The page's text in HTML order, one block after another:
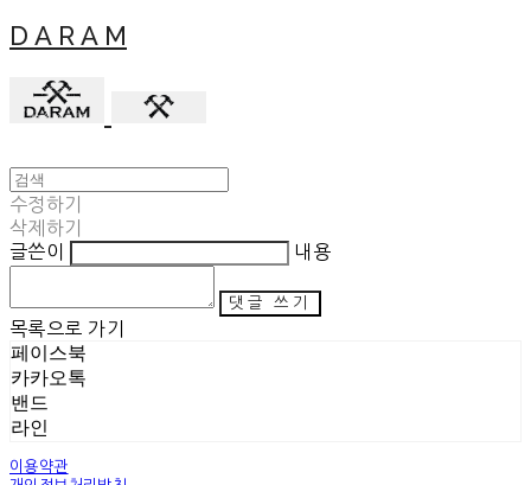
D A R A M
수정하기
삭제하기
글쓴이
내용
댓글 쓰기
목록으로 가기
페이스북
카카오톡
밴드
라인
이용약관